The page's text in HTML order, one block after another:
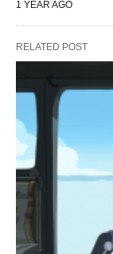
1 YEAR AGO
RELATED POST